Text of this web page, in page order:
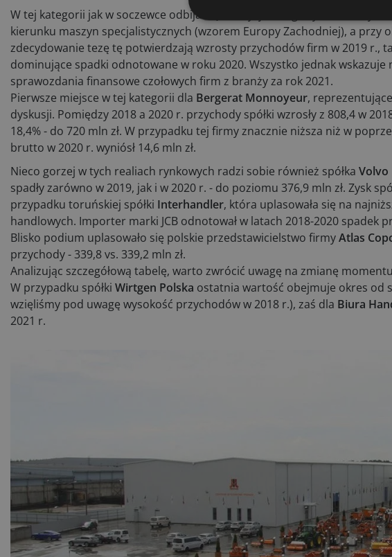
W tej kategorii jak w soczewce odbija się kondycja całego rynku maszyn
kierunku maszyn specjalistycznych (wzorem Europy Zachodniej), a przy
zdecydowanie tezę tę potwierdzają wzrosty przychodów firm w 2019 r.,
dominujące spadki odnotowane w roku 2020. Wszystko jednak
sprawozdania finansowe czołowych firm z branży za rok 2021.
Pierwsze miejsce w tej kategorii dla Bergerat Monnoyeur,
dyskusji. Pomiędzy 2018 a 2020 r. przychody spółki wzrosły z 808,4 w
18,4% - do 720 mln zł. W przypadku tej firmy znacznie niższa niż w
brutto w 2020 r. wyniósł 14,6 mln zł.
Nieco gorzej w tych realiach rynkowych radzi sobie również spółka Volvo
spadły zarówno w 2019, jak i w 2020 r. - do poziomu 376,9 mln zł. Zysk
przypadku toruńskiej spółki Interhandler, która uplasowała się na
handlowych. Importer marki JCB odnotował w latach 2018-2020 spadek
Blisko podium uplasowało się polskie przedstawicielstwo firmyAtlas
przychody - 339,8 vs. 339,2 mln zł.
Analizując szczegółową tabelę, warto zwrócić uwagę na zmianę
W przypadku spółki Wirtgen Polska ostatnia wartość obejmuje okres od
wzięliśmy pod uwagę wysokość przychodów w 2018 r.), zaś dla Biura
2021 r.